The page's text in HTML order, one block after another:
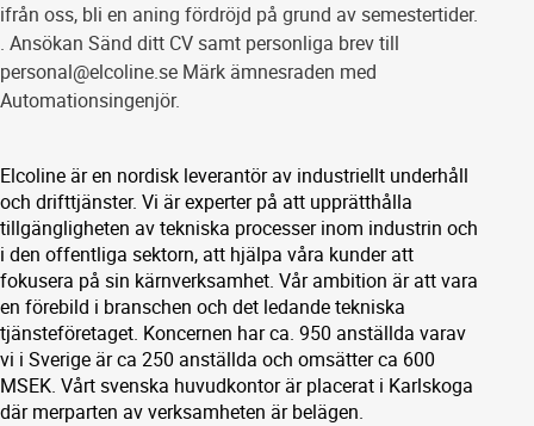
ifrån oss, bli en aning fördröjd på grund av semestertider.
. Ansökan Sänd ditt CV samt personliga brev till
personal@elcoline.se Märk ämnesraden med
Automationsingenjör.
Elcoline är en nordisk leverantör av industriellt underhåll
och drifttjänster. Vi är experter på att upprätthålla
tillgängligheten av tekniska processer inom industrin och
i den offentliga sektorn, att hjälpa våra kunder att
fokusera på sin kärnverksamhet. Vår ambition är att vara
en förebild i branschen och det ledande tekniska
tjänsteföretaget. Koncernen har ca. 950 anställda varav
vi i Sverige är ca 250 anställda och omsätter ca 600
MSEK. Vårt svenska huvudkontor är placerat i Karlskoga
där merparten av verksamheten är belägen.